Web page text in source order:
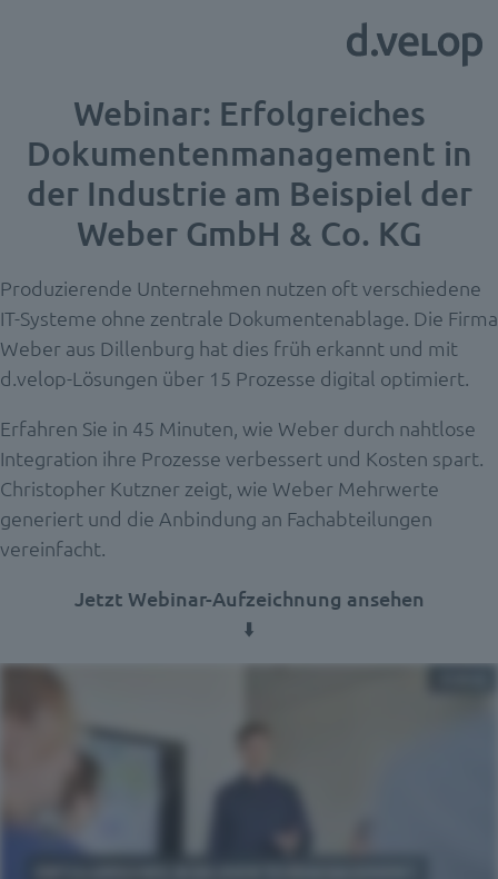
Webinar: Erfolgreiches
Dokumentenmanagement in
der Industrie am Beispiel der
Weber GmbH & Co. KG
Produzierende Unternehmen nutzen oft verschiedene
IT-Systeme ohne zentrale Dokumentenablage. Die Firma
Weber aus Dillenburg hat dies früh erkannt und mit
d.velop-Lösungen über 15 Prozesse digital optimiert.
Erfahren Sie in 45 Minuten, wie Weber durch nahtlose
Integration ihre Prozesse verbessert und Kosten spart.
Christopher Kutzner zeigt, wie Weber Mehrwerte
generiert und die Anbindung an Fachabteilungen
vereinfacht.
Jetzt Webinar-Aufzeichnung ansehen
⬇️